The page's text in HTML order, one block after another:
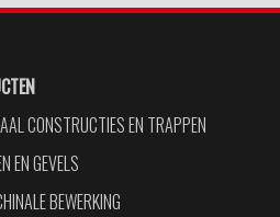
CONSTRUCTIES EN TRAPPEN
EN GEVELS
BEWERKING